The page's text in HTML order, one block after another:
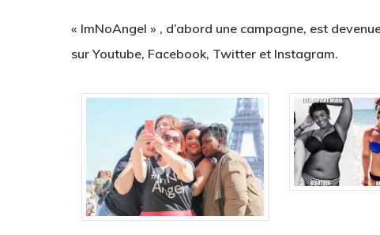
« ImNoAngel » , d’abord une campagne, est
sur Youtube, Facebook, Twitter et Instagram.